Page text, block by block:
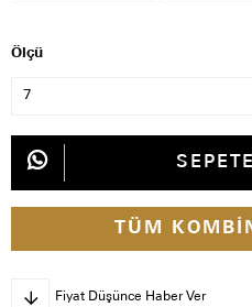
Ölçü
TÜM
Fiyat Düşünce Haber Ver